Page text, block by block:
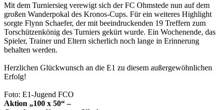
Mit dem Turniersieg verewigt sich der FC Ohmstede nun auf dem
großen Wanderpokal des Kronos-Cups. Für ein weiteres Highlight
sorgte Flynn Schaefer, der mit beeindruckenden 19 Treffern zum
Torschützenkönig des Turniers gekürt wurde. Ein Wochenende, das
Spieler, Trainer und Eltern sicherlich noch lange in Erinnerung
behalten werden.
Herzlichen Glückwunsch an die E1 zu diesem außergewöhnlichen
Erfolg!
Foto: E1-Jugend FCO
Aktion „100 x 50“ –